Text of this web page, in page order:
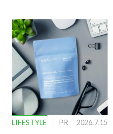
LIFESTYLE PR 2026.7.15